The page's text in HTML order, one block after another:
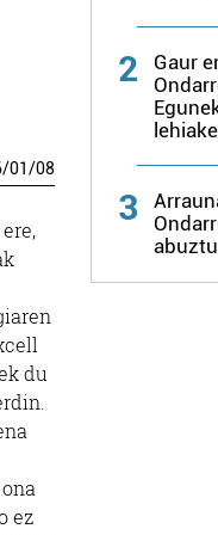
/01/08
du
ez
2
Gaur
3